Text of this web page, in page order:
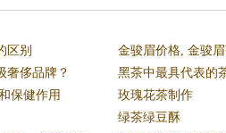
区别
金骏眉价格, 金骏
奢侈品牌？
黑茶中最具代表的
保健作用
玫瑰花茶制作
绿茶绿豆酥